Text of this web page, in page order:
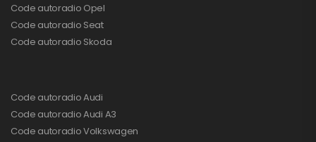
Code autoradio Opel
Code autoradio Seat
Code autoradio Skoda
Code autoradio Audi
Code autoradio Audi A3
Code autoradio Volkswagen